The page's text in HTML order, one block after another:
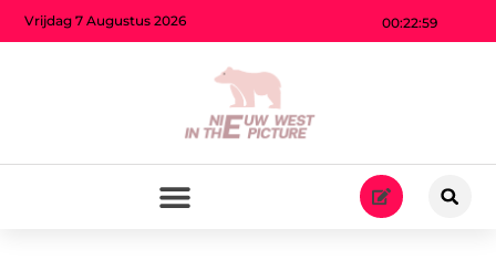
00:23:00
Vrijdag 7 Augustus 2026